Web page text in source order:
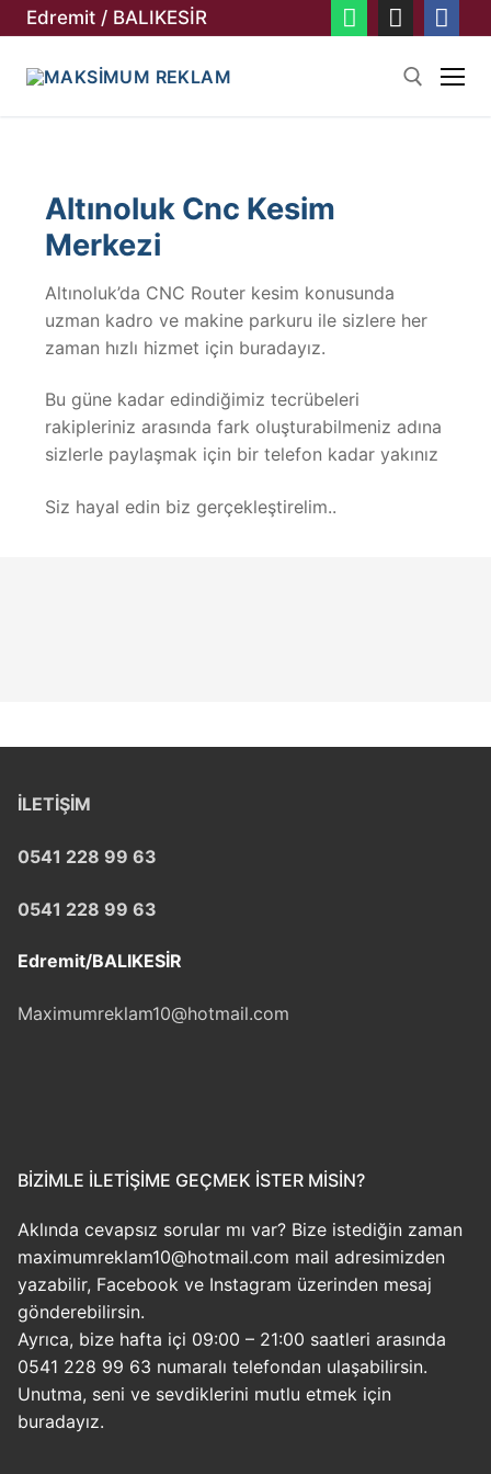
Edremit / BALIKESİR
Altınoluk Cnc Kesim
Merkezi
Altınoluk’da CNC Router kesim konusunda
uzman kadro ve makine parkuru ile sizlere her
zaman hızlı hizmet için buradayız.
Bu güne kadar edindiğimiz tecrübeleri
rakipleriniz arasında fark oluşturabilmeniz adına
sizlerle paylaşmak için bir telefon kadar yakınız
Siz hayal edin biz gerçekleştirelim..
İLETİŞİM
0541 228 99 63
0541 228 99 63
Edremit/BALIKESİR
Maximumreklam10@hotmail.com
BİZİMLE İLETİŞİME GEÇMEK İSTER MİSİN?
Aklında cevapsız sorular mı var? Bize istediğin zaman
maximumreklam10@hotmail.com mail adresimizden
yazabilir, Facebook ve Instagram üzerinden mesaj
gönderebilirsin.
Ayrıca, bize hafta içi 09:00 – 21:00 saatleri arasında
0541 228 99 63 numaralı telefondan ulaşabilirsin.
Unutma, seni ve sevdiklerini mutlu etmek için
buradayız.